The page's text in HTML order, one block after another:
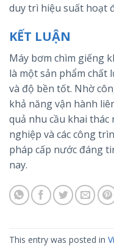
duy trì hiệu suất hoạt
KẾT LUẬN
Máy bơm chìm giếng
là một sản phẩm chất
và độ bền tốt. Nhờ
khả năng vận hành
quả nhu cầu khai
nghiệp và các công
pháp cấp nước đáng
nay.
This entry was posted in